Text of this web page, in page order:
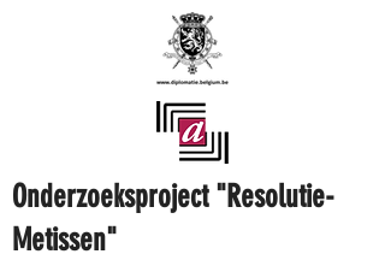
Onderzoeksproject "Resolutie-
Metissen"